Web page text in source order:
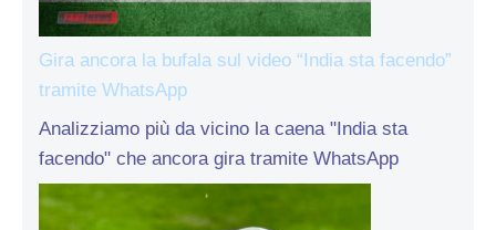
Gira ancora la bufala sul video “India sta facendo”
tramite WhatsApp
Analizziamo più da vicino la caena "India sta
facendo" che ancora gira tramite WhatsApp